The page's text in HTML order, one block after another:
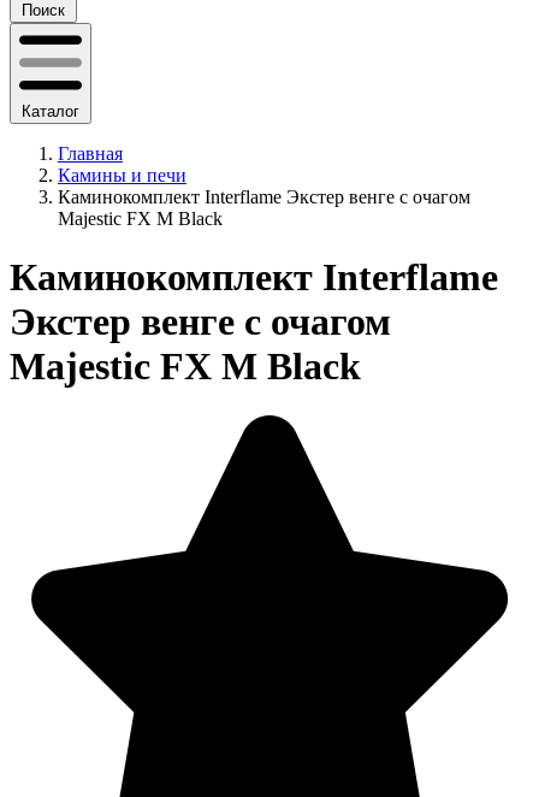
Поиск
Каталог
Главная
Камины и печи
Каминокомплект Interflame Экстер венге с очагом
Majestic FX M Black
Каминокомплект Interflame
Экстер венге с очагом
Majestic FX M Black